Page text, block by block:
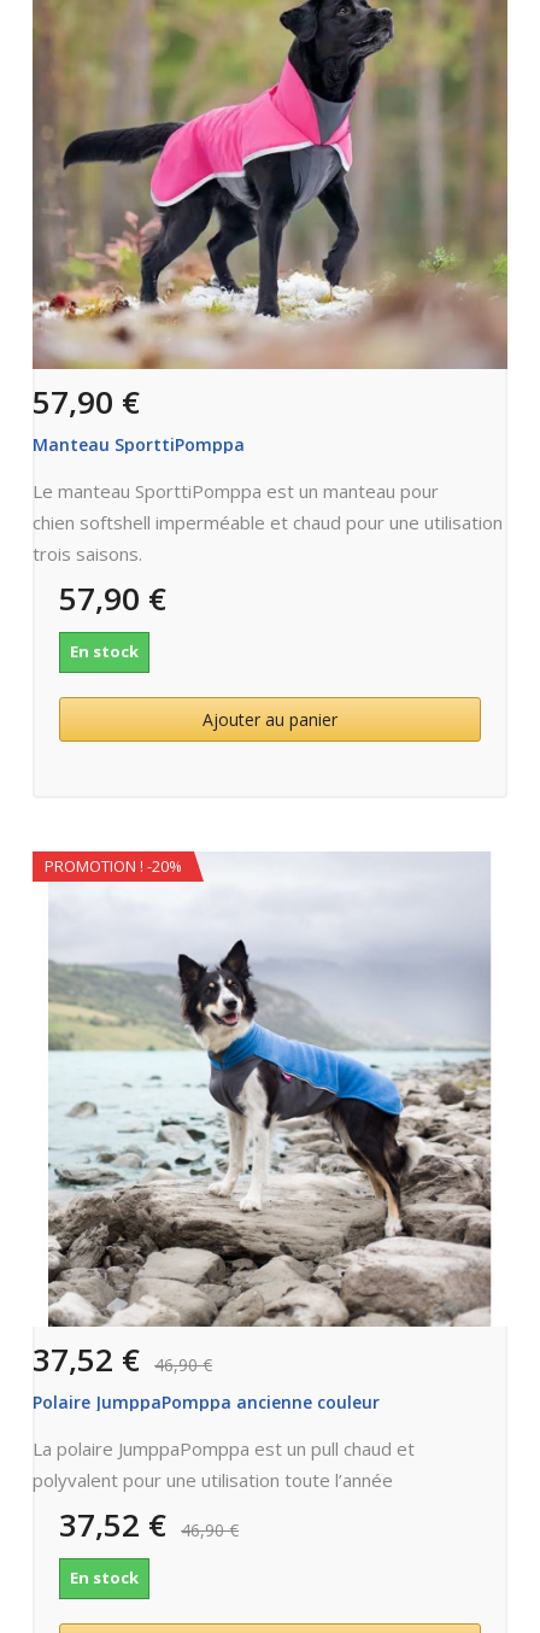
57,90 €
Manteau SporttiPomppa
Le manteau SporttiPomppa est un manteau pour
chien softshell imperméable et chaud pour une utilisation
trois saisons.
57,90 €
En stock
Ajouter au panier
PROMOTION ! -20%
37,52 €
46,90 €
Polaire JumppaPomppa ancienne couleur
La polaire JumppaPomppa est un pull chaud et
polyvalent pour une utilisation toute l’année
37,52 € 46,90 €
En stock